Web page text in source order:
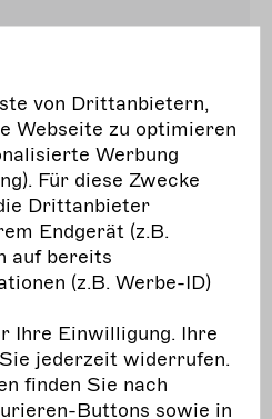
Veranstaltung
online
"Community Building:
of Independent
invites to a series of
"Politics in Focus":
Uniting the Art Scene
von Drittanbietern,
Webseite zu optimieren
Werbung
Für diese Zwecke
Drittanbieter
Endgerät (z.B.
auf bereits
(z.B. Werbe-ID)
Ihre Einwilligung. Ihre
jederzeit widerrufen.
finden Sie nach
Buttons sowie in